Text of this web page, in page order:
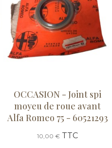
OCCASION - Joint spi
moyeu de roue avant
Alfa Romeo 75 - 60521293
10,00 € TTC